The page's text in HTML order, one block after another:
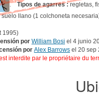
.Tipos de agarres :regletas,
suelo llano (1 colchoneta
1995)
por William Bosi el 4 junio
por Alex Barrows el 20 sep
interdite par le propriétaire du